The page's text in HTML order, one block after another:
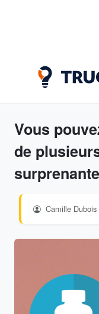
Vous
de
Camille Dubois